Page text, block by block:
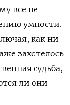
все не
умности.
как ни
захотелось
судьба,
ли они